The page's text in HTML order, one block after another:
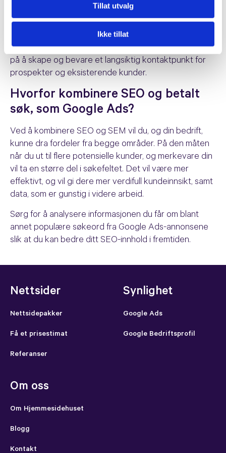
Tillat utvalg
Ikke tillat
igjennom organisk søk før de klikker på annonse på
samme side.
Organisk søk er gratis, og er også et mer varige tiltak.
Ved å optimalisere innhold for organisk søk, er du med
på å skape og bevare et langsiktig kontaktpunkt for
prospekter og eksisterende kunder.
Hvorfor kombinere SEO og betalt
søk, som Google Ads?
Ved å kombinere SEO og SEM vil du, og din bedrift,
kunne dra fordeler fra begge områder. På den måten
når du ut til flere potensielle kunder, og merkevare din
vil ta en større del i søkefeltet. Det vil være mer
effektivt, og vil gi dere mer verdifull kundeinnsikt, samt
data, som er gunstig i videre arbeid.
Sørg for å analysere informasjonen du får om blant
annet populære søkeord fra Google Ads-annonsene
slik at du kan bedre ditt SEO-innhold i fremtiden.
Nettsider
Nettsidepakker
Få et prisestimat
Referanser
Synlighet
Google Ads
Google Bedriftsprofil
Om oss
Om Hjemmesidehuset
Blogg
Kontakt